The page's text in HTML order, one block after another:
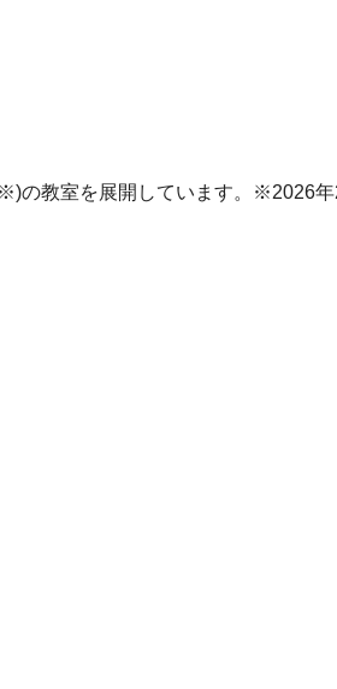
の教室を展開しています。※2026